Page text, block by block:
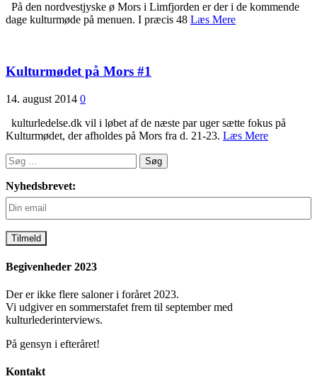
På den nordvestjyske ø Mors i Limfjorden er der i de kommende
dage kulturmøde på menuen. I præcis 48 Læs Mere
Kulturmødet på Mors #1
14. august 2014 0
kulturledelse.dk vil i løbet af de næste par uger sætte fokus på
Kulturmødet, der afholdes på Mors fra d. 21-23. Læs Mere
Søg
efter:
Nyhedsbrevet:
Begivenheder 2023
Der er ikke flere saloner i foråret 2023.
Vi udgiver en sommerstafet frem til september med
kulturlederinterviews.
På gensyn i efteråret!
Kontakt